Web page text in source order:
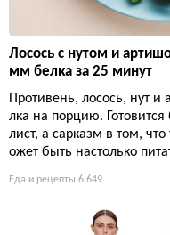
Лосось с нутом и
мм белка за 25 минут
Противень, лосось, нут
лка на порцию.
лист, а сарказм в том,
ожет быть настолько
Еда и рецепты 6 649